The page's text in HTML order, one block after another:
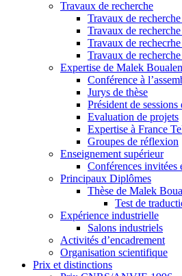
Travaux de recherche
Travaux de
Travaux de
Travaux de
Travaux de
Expertise de Malek
Conférence à
Jurys de thèse
Président de sessions
Evaluation de projets
Expertise à France
Groupes de réflexion
Enseignement supérieur
Conférences invitées
Principaux Diplômes
Thèse de Malek
Test de
Expérience industrielle
Salons industriels
Activités d’encadrement
Organisation scientifique
Prix et distinctions